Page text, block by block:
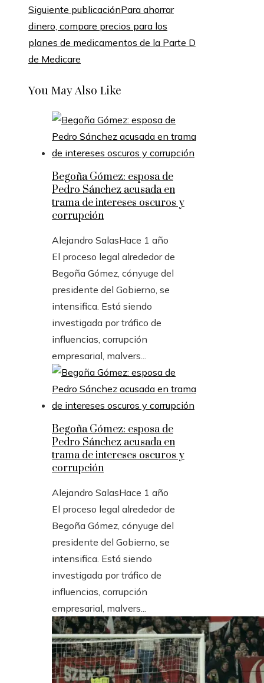
Siguiente publicaciónPara ahorrar
dinero, compare precios para los
planes de medicamentos de la Parte D
de Medicare
You May Also Like
Begoña Gómez: esposa de
Pedro Sánchez acusada en
trama de intereses oscuros y
corrupción
Alejandro SalasHace 1 año
El proceso legal alrededor de
Begoña Gómez, cónyuge del
presidente del Gobierno, se
intensifica. Está siendo
investigada por tráfico de
influencias, corrupción
empresarial, malvers...
Begoña Gómez: esposa de
Pedro Sánchez acusada en
trama de intereses oscuros y
corrupción
Alejandro SalasHace 1 año
El proceso legal alrededor de
Begoña Gómez, cónyuge del
presidente del Gobierno, se
intensifica. Está siendo
investigada por tráfico de
influencias, corrupción
empresarial, malvers...